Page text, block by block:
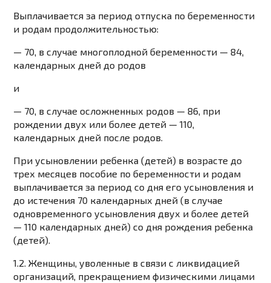
Выплачивается за период отпуска по беременности
и родам продолжительностью:
— 70, в случае многоплодной беременности — 84,
календарных дней до родов
и
— 70, в случае осложненных родов — 86, при
рождении двух или более детей — 110,
календарных дней после родов.
При усыновлении ребенка (детей) в возрасте до
трех месяцев пособие по беременности и родам
выплачивается за период со дня его усыновления и
до истечения 70 календарных дней (в случае
одновременного усыновления двух и более детей
— 110 календарных дней) со дня рождения ребенка
(детей).
1.2. Женщины, уволенные в связи с ликвидацией
организаций, прекращением физическими лицами